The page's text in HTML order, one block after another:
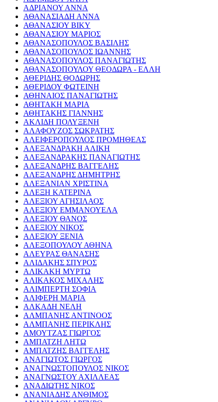
ΑΔΡΙΑΝΟΥ ΑΝΝΑ
ΑΘΑΝΑΣΙΑΔΗ ΑΝΝΑ
ΑΘΑΝΑΣΙΟΥ ΒΙΚΥ
ΑΘΑΝΑΣΙΟΥ ΜΑΡΙΟΣ
ΑΘΑΝΑΣΟΠΟΥΛΟΣ ΒΑΣΙΛΗΣ
ΑΘΑΝΑΣΟΠΟΥΛΟΣ ΙΩΑΝΝΗΣ
ΑΘΑΝΑΣΟΠΟΥΛΟΣ ΠΑΝΑΓΙΩΤΗΣ
ΑΘΑΝΑΣΟΠΟΥΛΟΥ ΘΕΟΔΩΡΑ - ΕΛΛΗ
ΑΘΕΡΙΔΗΣ ΘΟΔΩΡΗΣ
ΑΘΕΡΙΔΟΥ ΦΩΤΕΙΝΗ
ΑΘΗΝΑΙΟΣ ΠΑΝΑΓΙΩΤΗΣ
ΑΘΗΤΑΚΗ ΜΑΡΙΑ
ΑΘΗΤΑΚΗΣ ΓΙΑΝΝΗΣ
ΑΚΛΙΔΗ ΠΟΛΥΞΕΝΗ
ΑΛΑΦΟΥΖΟΣ ΣΩΚΡΑΤΗΣ
ΑΛΕΙΦΕΡΟΠΟΥΛΟΣ ΠΡΟΜΗΘΕΑΣ
ΑΛΕΞΑΝΔΡΑΚΗ ΑΛΙΚΗ
ΑΛΕΞΑΝΔΡΑΚΗΣ ΠΑΝΑΓΙΩΤΗΣ
ΑΛΕΞΑΝΔΡΗΣ ΒΑΓΓΕΛΗΣ
ΑΛΕΞΑΝΔΡΗΣ ΔΗΜΗΤΡΗΣ
ΑΛΕΞΑΝΙΑΝ ΧΡΙΣΤΙΝΑ
ΑΛΕΞΗ ΚΑΤΕΡΙΝΑ
ΑΛΕΞΙΟΥ ΑΓΗΣΙΛΑΟΣ
ΑΛΕΞΙΟΥ ΕΜΜΑΝΟΥΕΛΑ
ΑΛΕΞΙΟΥ ΘΑΝΟΣ
ΑΛΕΞΙΟΥ ΝΙΚΟΣ
ΑΛΕΞΙΟΥ ΞΕΝΙΑ
ΑΛΕΞΟΠΟΥΛΟΥ ΑΘΗΝΑ
ΑΛΕΥΡΑΣ ΘΑΝΑΣΗΣ
ΑΛΙΔΑΚΗΣ ΣΠΥΡΟΣ
ΑΛΙΚΑΚΗ ΜΥΡΤΩ
ΑΛΙΚΑΚΟΣ ΜΙΧΑΛΗΣ
ΑΛΙΜΠΕΡΤΗ ΣΟΦΙΑ
ΑΛΙΦΕΡΗ ΜΑΡΙΑ
ΑΛΚΑΔΗ ΝΕΛΗ
ΑΛΜΠΑΝΗΣ ΑΝΤΙΝΟΟΣ
ΑΛΜΠΑΝΗΣ ΠΕΡΙΚΛΗΣ
ΑΜΟΥΤΖΑΣ ΓΙΩΡΓΟΣ
ΑΜΠΑΤΖΗ ΛΗΤΩ
ΑΜΠΑΤΖΗΣ ΒΑΓΓΕΛΗΣ
ΑΝΑΓΙΩΤΟΣ ΓΙΩΡΓΟΣ
ΑΝΑΓΝΩΣΤΟΠΟΥΛΟΣ ΝΙΚΟΣ
ΑΝΑΓΝΩΣΤΟΥ ΑΧΙΛΛΕΑΣ
ΑΝΑΔΙΩΤΗΣ ΝΙΚΟΣ
ΑΝΑΝΙΑΔΗΣ ΑΝΘΙΜΟΣ